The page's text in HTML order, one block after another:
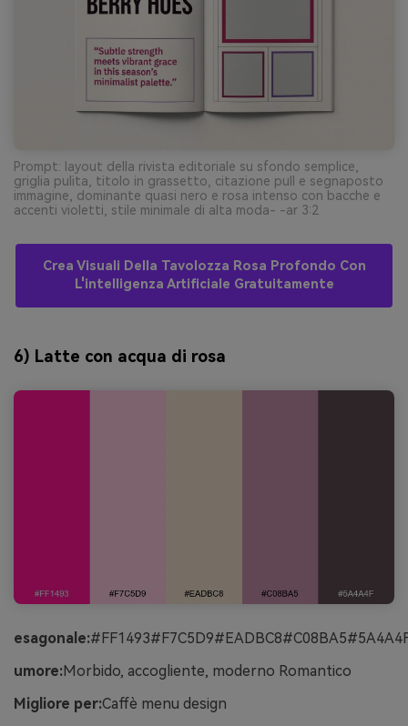
Prompt: layout della rivista editoriale su sfondo semplice,
griglia pulita, titolo in grassetto, citazione pull e segnaposto
immagine, dominante quasi nero e rosa intenso con bacche e
accenti violetti, stile minimale di alta moda- -ar 3:2
Crea Visuali Della Tavolozza Rosa Profondo Con
L'intelligenza Artificiale Gratuitamente
6) Latte con acqua di rosa
esagonale:
umore:Morbido, accogliente, moderno Romantico
Migliore per:Caffè menu design